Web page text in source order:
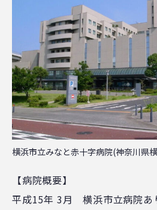
横浜市立みなと赤十字病院(神奈川県横
【病院概要】
平成15年 3月 横浜市立病院あ